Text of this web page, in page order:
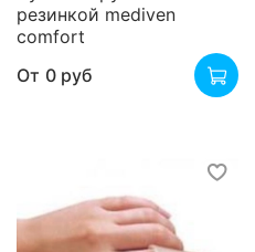
резинкой mediven
comfort
От 0 руб